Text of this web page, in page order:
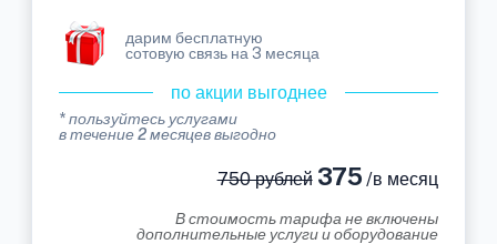
дарим бесплатную
сотовую связь на 3 месяца
по акции выгоднее
* пользуйтесь услугами
в течение 2 месяцев выгодно
750 рублей375 /в месяц
В стоимость тарифа не включены
дополнительные услуги и оборудование